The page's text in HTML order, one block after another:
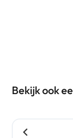
Bekijk ook